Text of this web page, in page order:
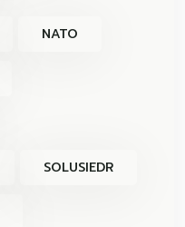
NATO
SOLUSIEDR